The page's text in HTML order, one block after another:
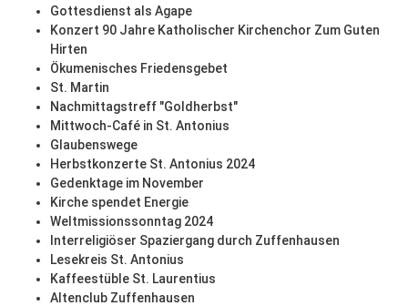
Gottesdienst als Agape
Konzert 90 Jahre Katholischer Kirchenchor Zum Guten
Hirten
Ökumenisches Friedensgebet
St. Martin
Nachmittagstreff "Goldherbst"
Mittwoch-Café in St. Antonius
Glaubenswege
Herbstkonzerte St. Antonius 2024
Gedenktage im November
Kirche spendet Energie
Weltmissionssonntag 2024
Interreligiöser Spaziergang durch Zuffenhausen
Lesekreis St. Antonius
Kaffeestüble St. Laurentius
Altenclub Zuffenhausen